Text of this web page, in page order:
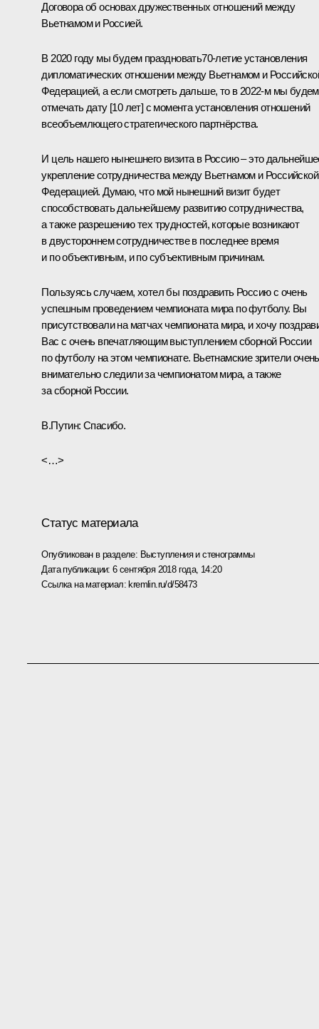
Договора об основах дружественных отношений между
Вьетнамом и Россией.
В 2020 году мы будем праздновать70-летие установления
дипломатических отношении между Вьетнамом и
Федерацией, а если смотреть дальше, то в 2022-м мы будем
отмечать дату [10 лет] с момента установления отношений
всеобъемлющего стратегического партнёрства.
И цель нашего нынешнего визита в Россию – это
укрепление сотрудничества между Вьетнамом и Российской
Федерацией. Думаю, что мой нынешний визит будет
способствовать дальнейшему развитию сотрудничества,
а также разрешению тех трудностей, которые возникают
в двустороннем сотрудничестве в последнее время
и по объективным, и по субъективным причинам.
Пользуясь случаем, хотел бы поздравить Россию с очень
успешным проведением чемпионата мира по футболу. Вы
присутствовали на матчах чемпионата мира, и хочу
Вас с очень впечатляющим выступлением сборной России
по футболу на этом чемпионате. Вьетнамские зрители очень
внимательно следили за чемпионатом мира, а также
за сборной России.
В.Путин: Спасибо.
<…>
Статус материала
Опубликован в разделе: Выступления и стенограммы
Дата публикации:6 сентября 2018 года, 14:20
Ссылка на материал:kremlin.ru/d/58473